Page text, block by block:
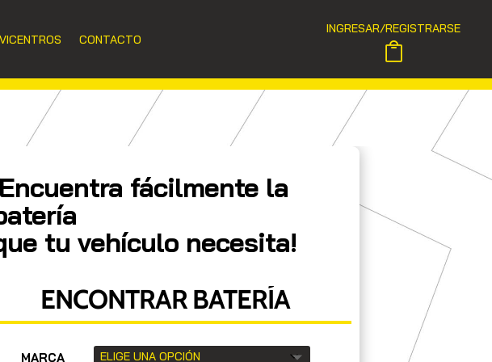
CONTACTO
INGRESAR/REGISTRARSE
fácilmente la
tu vehículo necesita!
ENCONTRAR BATERÍA
MARCA